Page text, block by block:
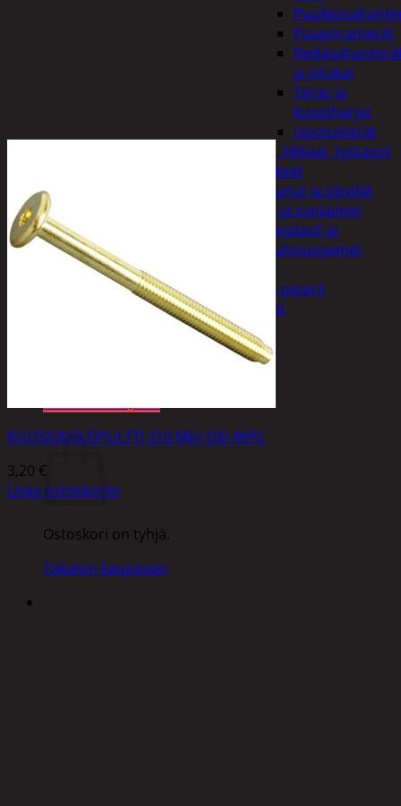
Puuporanterät
ja istukat
Teräs ja
kuppiharjat
Upotusterät
Telineet, tikkaat, työtasot
ja tarvikkeet
Vaunut ja pöydät
Työasut ja suojaimet
Suojalasit ja
kuulosuojaimet
Elintarvikkeet
Keksit ja piparit
Mausteet
Ostoskori on tyhjä.
Takaisin kauppaan
KUUSIOKOLOPULTTI 310 M6×100 4KPL
3,20 €
Lisää ostoskoriin